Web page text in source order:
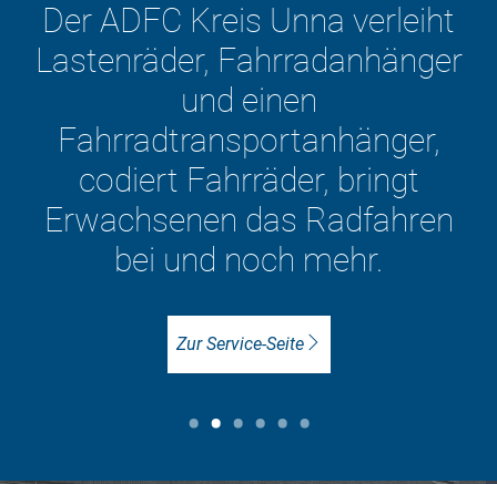
Der ADFC ist die
mit mehr als 230.000
Mitgliedern, davon über
im Kreis Unna.